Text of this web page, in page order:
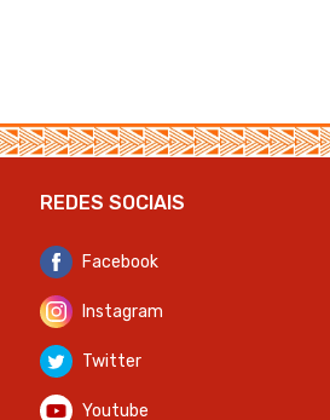
REDES SOCIAIS
Facebook
Instagram
Twitter
Youtube